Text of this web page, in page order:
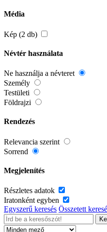
Média
Kép (2 db)
Névtér használata
Ne használja a névteret
Személy
Testületi
Földrajzi
Rendezés
Relevancia szerint
Sorrend
Megjelenítés
Részletes adatok
Iratonként egyben
Egyszerű keresés Összetett